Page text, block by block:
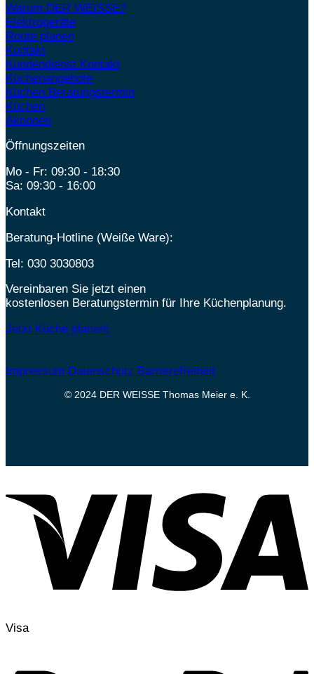
Warum DER WEISSE?
Elektrogeräte
Route planen
Kontakt
Kundendienst Kontakt
Küchenangebote
Küchen Beratungstermin
Küchen
Aktionen
Öffnungszeiten
Mo - Fr: 09:30 - 18:30
Sa: 09:30 - 16:00
Kontakt
Beratung-Hotline (Weiße Ware):
Tel: 030 3030803
Vereinbaren Sie jetzt einen
kostenlosen Beratungstermin für Ihre Küchenplanung.
Jetzt Küche planen!
Impressum Datenschutz Barrierefreiheit
© 2024 DER WEISSE Thomas Meier e. K.
Visa